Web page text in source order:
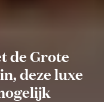
de Grote
deze luxe